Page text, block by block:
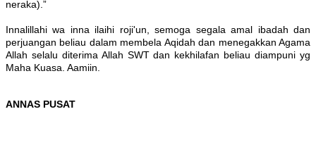
neraka).”
Innalillahi wa inna ilaihi roji'un, semoga segala amal ibadah dan
perjuangan beliau dalam membela Aqidah dan menegakkan Agama
Allah selalu diterima Allah SWT dan kekhilafan beliau diampuni yg
Maha Kuasa. Aamiin.
ANNAS PUSAT